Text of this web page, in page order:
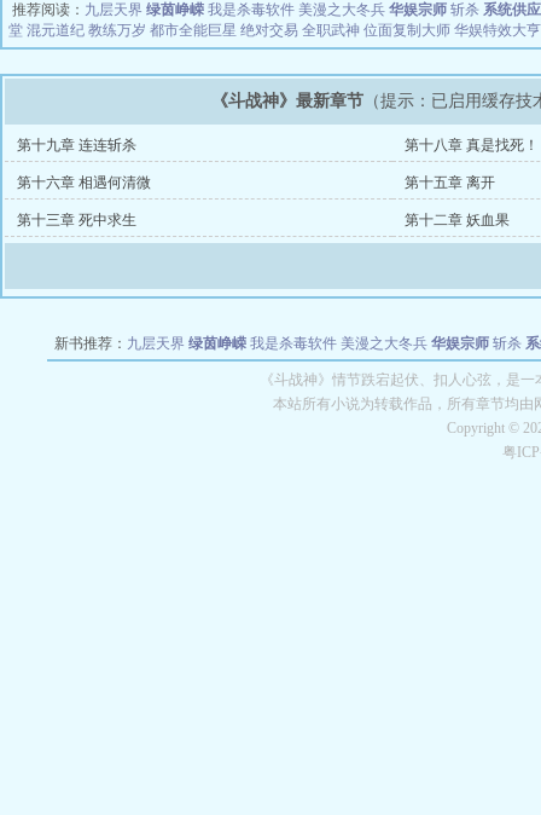
推荐阅读： 九层天界 绿茵峥嵘 我是杀毒软件 美漫之大冬兵 华娱宗师 斩杀 系统供
堂 混元道纪 教练万岁 都市全能巨星 绝对交易 全职武神 位面复制大师 华娱特效大亨
《斗战神》最新章节 （提示：已启用缓存
第十九章 连连斩杀 第十八章 真是找死！
第十六章 相遇何清微 第十五章 离开
第十三章 死中求生 第十二章 妖血果
新书推荐： 九层天界 绿茵峥嵘 我是杀毒软件 美漫之大冬兵 华娱宗师 斩杀
都市全能巨星 绝对交易 全职武神 位面复
《斗战神》情节跌宕起伏、扣人心弦，是
本站所有小说为转载作品，所有章节均
Copyright ©
粤